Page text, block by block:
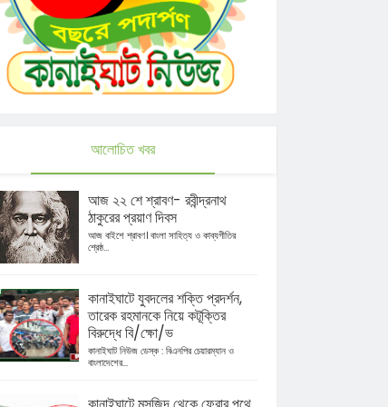
আলোচিত খবর
আজ ২২ শে শ্রাবণ- রবীন্দ্রনাথ
ঠাকুরের প্রয়াণ দিবস
আজ বাইশে শ্রাবণ। বাংলা সাহিত্য ও কাব্যগীতির
শ্রেষ্ঠ...
কানাইঘাটে যুবদলের শক্তি প্রদর্শন,
তারেক রহমানকে নিয়ে কটূক্তির
বিরুদ্ধে বি/ক্ষো/ভ
কানাইঘাট নিউজ ডেস্ক : বিএনপির চেয়ারম্যান ও
বাংলাদেশের...